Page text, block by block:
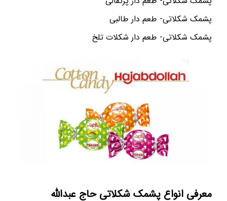
پشمک شکلاتی- طعم دار طالبی
پشمک شکلاتی- طعم دار شکلات تلخ
معرفی انواع پشمک شکلاتی حاج عبدالله